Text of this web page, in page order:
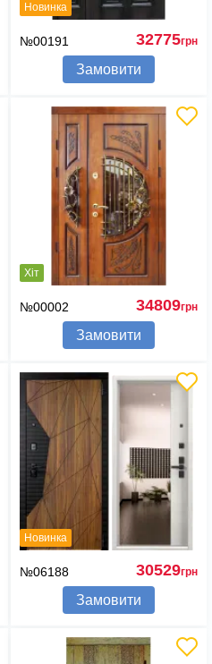
Новинка
№00191 32775грн
Замовити
Хіт
№00002 34809грн
Замовити
Новинка
№06188 30529грн
Замовити